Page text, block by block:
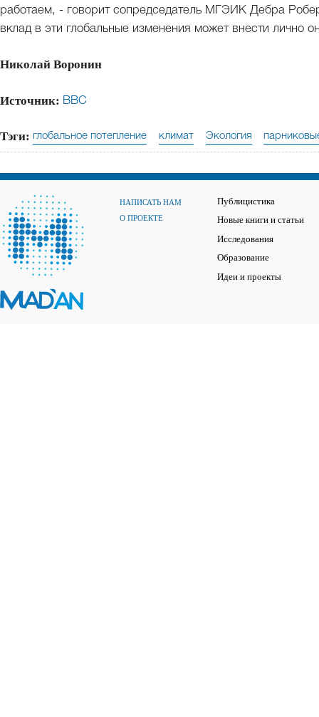
работаем, - говорит сопредседатель МГЭИК Дебра
вклад в эти глобальные изменения может внести лично
Николай Воронин
Источник: BBC
Тэги: глобальное потепление климат Экология
НАПИСАТЬ НАМ
О ПРОЕКТЕ
Публицистика
Новые книги и статьи
Исследования
Образование
Идеи и проекты